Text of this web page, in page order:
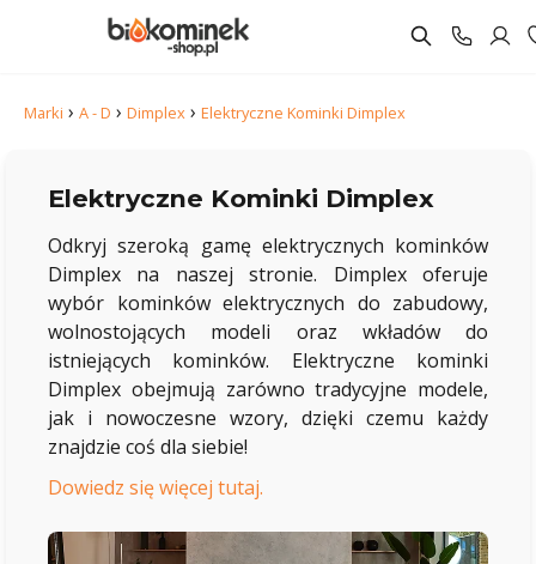
Marki › A - D › Dimplex › Elektryczne Kominki Dimplex
Elektryczne Kominki Dimplex
Odkryj szeroką gamę elektrycznych kominków
Dimplex na naszej stronie. Dimplex oferuje
wybór kominków elektrycznych do zabudowy,
wolnostojących modeli oraz wkładów do
istniejących kominków. Elektryczne kominki
Dimplex obejmują zarówno tradycyjne modele,
jak i nowoczesne wzory, dzięki czemu każdy
znajdzie coś dla siebie!
Dowiedz się więcej tutaj.